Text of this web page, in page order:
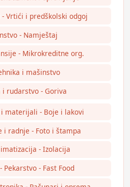
Vrtići i predškolski odgoj
- Namještaj
- Mikrokreditne org.
i mašinstvo
i rudarstvo - Goriva
materijali - Boje i lakovi
i radnje - Foto i štampa
- Izolacija
Pekarstvo - Fast Food